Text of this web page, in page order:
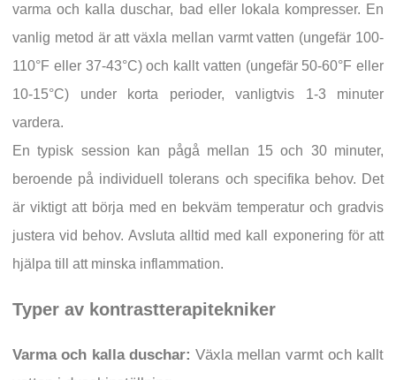
varma och kalla duschar, bad eller lokala kompresser. En
vanlig metod är att växla mellan varmt vatten (ungefär 100-
110°F eller 37-43°C) och kallt vatten (ungefär 50-60°F eller
10-15°C) under korta perioder, vanligtvis 1-3 minuter
vardera.
En typisk session kan pågå mellan 15 och 30 minuter,
beroende på individuell tolerans och specifika behov. Det
är viktigt att börja med en bekväm temperatur och gradvis
justera vid behov. Avsluta alltid med kall exponering för att
hjälpa till att minska inflammation.
Typer av kontrastterapitekniker
Varma och kalla duschar: Växla mellan varmt och kallt